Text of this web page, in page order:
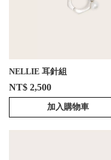
NELLIE 耳針組
NT$ 2,500
加入購物車